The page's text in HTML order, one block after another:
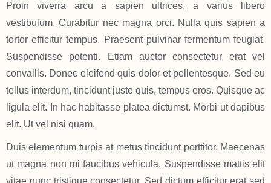
Proin viverra arcu a sapien ultrices, a varius libero
vestibulum. Curabitur nec magna orci. Nulla quis sapien a
tortor efficitur tempus. Praesent pulvinar fermentum feugiat.
Suspendisse potenti. Etiam auctor consectetur erat vel
convallis. Donec eleifend quis dolor et pellentesque. Sed eu
tellus interdum, tincidunt justo quis, tempus eros. Quisque ac
ligula elit. In hac habitasse platea dictumst. Morbi ut dapibus
elit. Ut vel nisi quam.
Duis elementum turpis at metus tincidunt porttitor. Maecenas
ut magna non mi faucibus vehicula. Suspendisse mattis elit